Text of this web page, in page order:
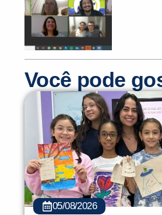
Você pode
05/08/2026